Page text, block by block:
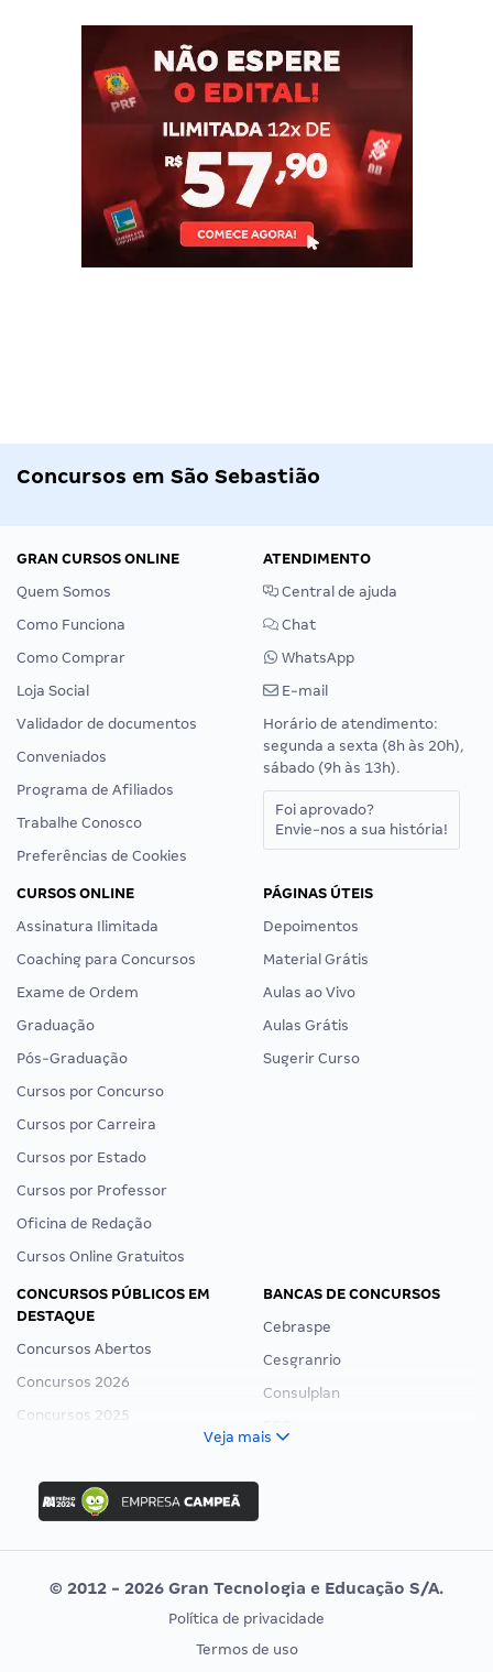
Concursos em São Sebastião
GRAN CURSOS ONLINE
Quem Somos
Como Funciona
Como Comprar
Loja Social
Validador de documentos
Conveniados
Programa de Afiliados
Trabalhe Conosco
Preferências de Cookies
ATENDIMENTO
Central de ajuda
Chat
WhatsApp
E-mail
Horário de atendimento:
segunda a sexta (8h às 20h),
sábado (9h às 13h).
Foi aprovado?
Envie-nos a sua história!
CURSOS ONLINE
Assinatura Ilimitada
Coaching para Concursos
Exame de Ordem
Graduação
Pós-Graduação
Cursos por Concurso
Cursos por Carreira
Cursos por Estado
Cursos por Professor
Oficina de Redação
Cursos Online Gratuitos
PÁGINAS ÚTEIS
Depoimentos
Material Grátis
Aulas ao Vivo
Aulas Grátis
Sugerir Curso
CONCURSOS PÚBLICOS EM
DESTAQUE
Concursos Abertos
Concursos 2026
Concursos 2025
Concurso Ibama
Concurso MPU
Editais publicados
BANCAS DE CONCURSOS
Cebraspe
Cesgranrio
Consulplan
Vunesp
CONCURSOS POR PROFISSÃO
EXAME DE ORDEM
Veja mais
© 2012 - 2026 Gran Tecnologia e Educação S/A.
Política de privacidade
Termos de uso